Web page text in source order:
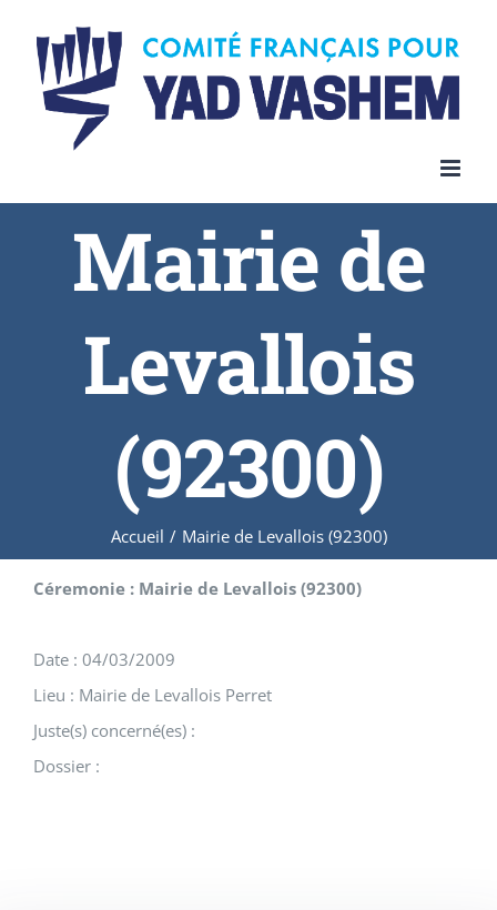
content
Mairie de
Levallois
(92300)
Accueil / Mairie de Levallois (92300)
Céremonie : Mairie de Levallois (92300)
Date : 04/03/2009
Lieu : Mairie de Levallois Perret
Juste(s) concerné(es) :
Dossier :